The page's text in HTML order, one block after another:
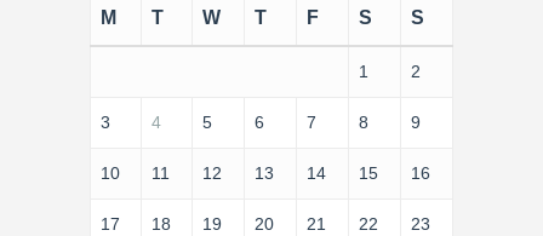
M T W T F S S
1 2
3 4 5 6 7 8 9
10 11 12 13 14 15 16
17 18 19 20 21 22 23